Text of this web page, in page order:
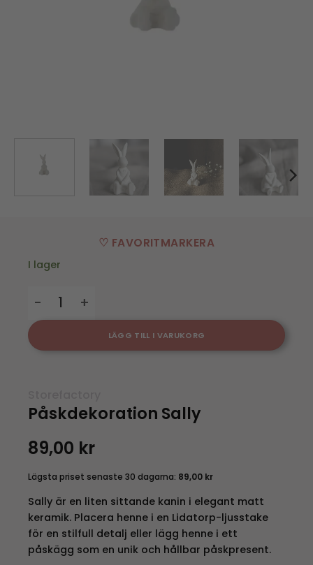
♡ FAVORITMARKERA
I lager
LÄGG TILL I VARUKORG
Påskdekoration Sally
89,00 kr
Lägsta priset senaste 30 dagarna: 89,00 kr
Sally är en liten sittande kanin i elegant matt
keramik. Placera henne i en Lidatorp-ljusstake
för en stilfull detalj eller lägg henne i ett
påskägg som en unik och hållbar påskpresent.